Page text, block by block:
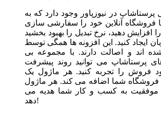
در نیوزپاور وجود دارد که به
فروشگاه آنلاین خود را سفارشی سازی
افزایش دهید، نرخ تبدیل را بهبود بخشید
ایجاد کنید. این افزونه ها همگی توسط
شده اند و اصالت دارند. با مجموعه بی
پرستاشاپ می توانید روند پیشرفت
فروش را تجربه کنید. هر ماژول یک
فروشگاه شما اضافه می کند. هر ماژول
موفقیت به کسب و کار شما هدیه می
دهد!